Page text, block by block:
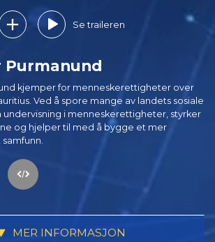
Se traileren
Purmanund
kjemper for menneskerettigheter over
Ved å spore mange av landets sosiale
undervisning i menneskerettigheter, styrker
og hjelper til med å bygge et mer
MER INFORMASJON